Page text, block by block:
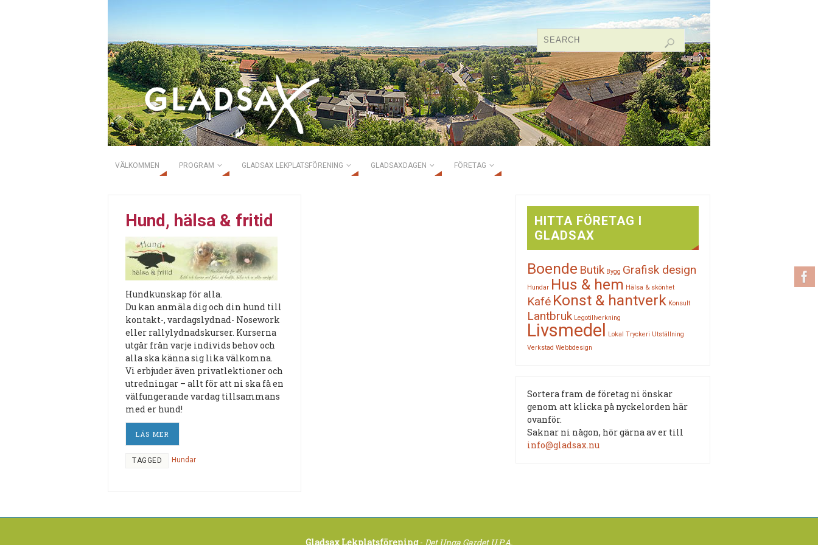
VÄLKOMMEN PROGRAM GLADSAX LEKPLATSFÖRENING GLADSAXDAGEN FÖRETAG
Hund, hälsa & fritid
Hundkunskap för alla.
Du kan anmäla dig och din hund till
kontakt-, vardagslydnad- Nosework
eller rallylydnadskurser. Kurserna
utgår från varje individs behov och
alla ska känna sig lika välkomna.
Vi erbjuder även privatlektioner och
utredningar – allt för att ni ska få en
välfungerande vardag tillsammans
med er hund!
LÄS MER
TAGGED Hundar
HITTA FÖRETAG I
GLADSAX
Boende Butik Bygg Grafisk design
Hundar Hus & hem Hälsa & skönhet
Kafé Konst & hantverk Konsult
Lantbruk Legotillverkning
Livsmedel Lokal Tryckeri Utställning
Verkstad Webbdesign
Sortera fram de företag ni önskar
genom att klicka på nyckelorden här
ovanför.
Saknar ni någon, hör gärna av er till
info@gladsax.nu
Gladsax Lekplatsförening- Det Unga Gardet U.P.A.